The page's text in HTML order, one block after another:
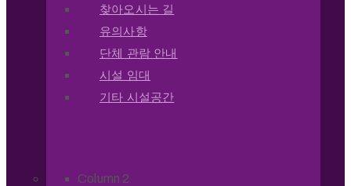
찾아오시는 길
유의사항
단체 관람 안내
시설 임대
기타 시설공간
Column 2